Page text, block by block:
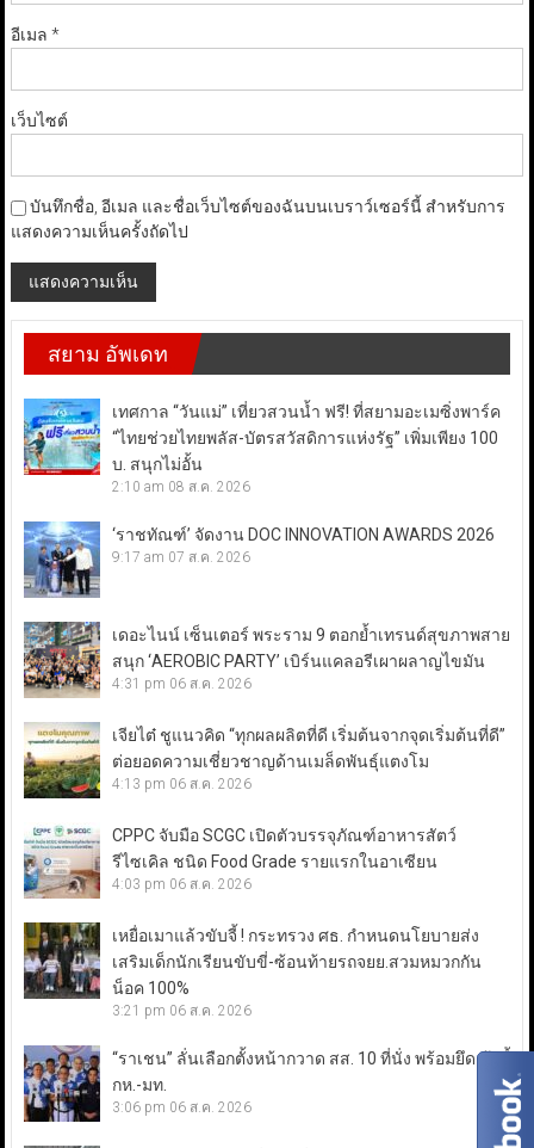
อีเมล *
เว็บไซต์
บันทึกชื่อ, อีเมล และชื่อเว็บไซต์ของฉันบนเบราว์เซอร์นี้ สำหรับการ
แสดงความเห็นครั้งถัดไป
สยาม อัพเดท
เทศกาล “วันแม่” เที่ยวสวนน้ำ ฟรี! ที่สยามอะเมซิ่งพาร์ค
“ไทยช่วยไทยพลัส-บัตรสวัสดิการแห่งรัฐ” เพิ่มเพียง 100
บ. สนุกไม่อั้น
2:10 am 08 ส.ค. 2026
‘ราชทัณฑ์’ จัดงาน DOC INNOVATION AWARDS 2026
9:17 am 07 ส.ค. 2026
เดอะไนน์ เซ็นเตอร์ พระราม 9 ตอกย้ำเทรนด์สุขภาพสาย
สนุก ‘AEROBIC PARTY’ เบิร์นแคลอรีเผาผลาญไขมัน
4:31 pm 06 ส.ค. 2026
เจียไต๋ ชูแนวคิด “ทุกผลผลิตที่ดี เริ่มต้นจากจุดเริ่มต้นที่ดี”
ต่อยอดความเชี่ยวชาญด้านเมล็ดพันธุ์แตงโม
4:13 pm 06 ส.ค. 2026
CPPC จับมือ SCGC เปิดตัวบรรจุภัณฑ์อาหารสัตว์
รีไซเคิล ชนิด Food Grade รายแรกในอาเซียน
4:03 pm 06 ส.ค. 2026
เหยื่อเมาแล้วขับจี้ ! กระทรวง ศธ. กำหนดนโยบายส่ง
เสริมเด็กนักเรียนขับขี่-ซ้อนท้ายรถจยย.สวมหมวกกัน
น็อค 100%
3:21 pm 06 ส.ค. 2026
“ราเชน” ลั่นเลือกตั้งหน้ากวาด สส. 10 ที่นั่ง พร้อมยึดเก้าอี้
กห.-มท.
3:06 pm 06 ส.ค. 2026